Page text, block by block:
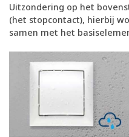
Uitzondering op het
(het stopcontact), hierbij
samen met het